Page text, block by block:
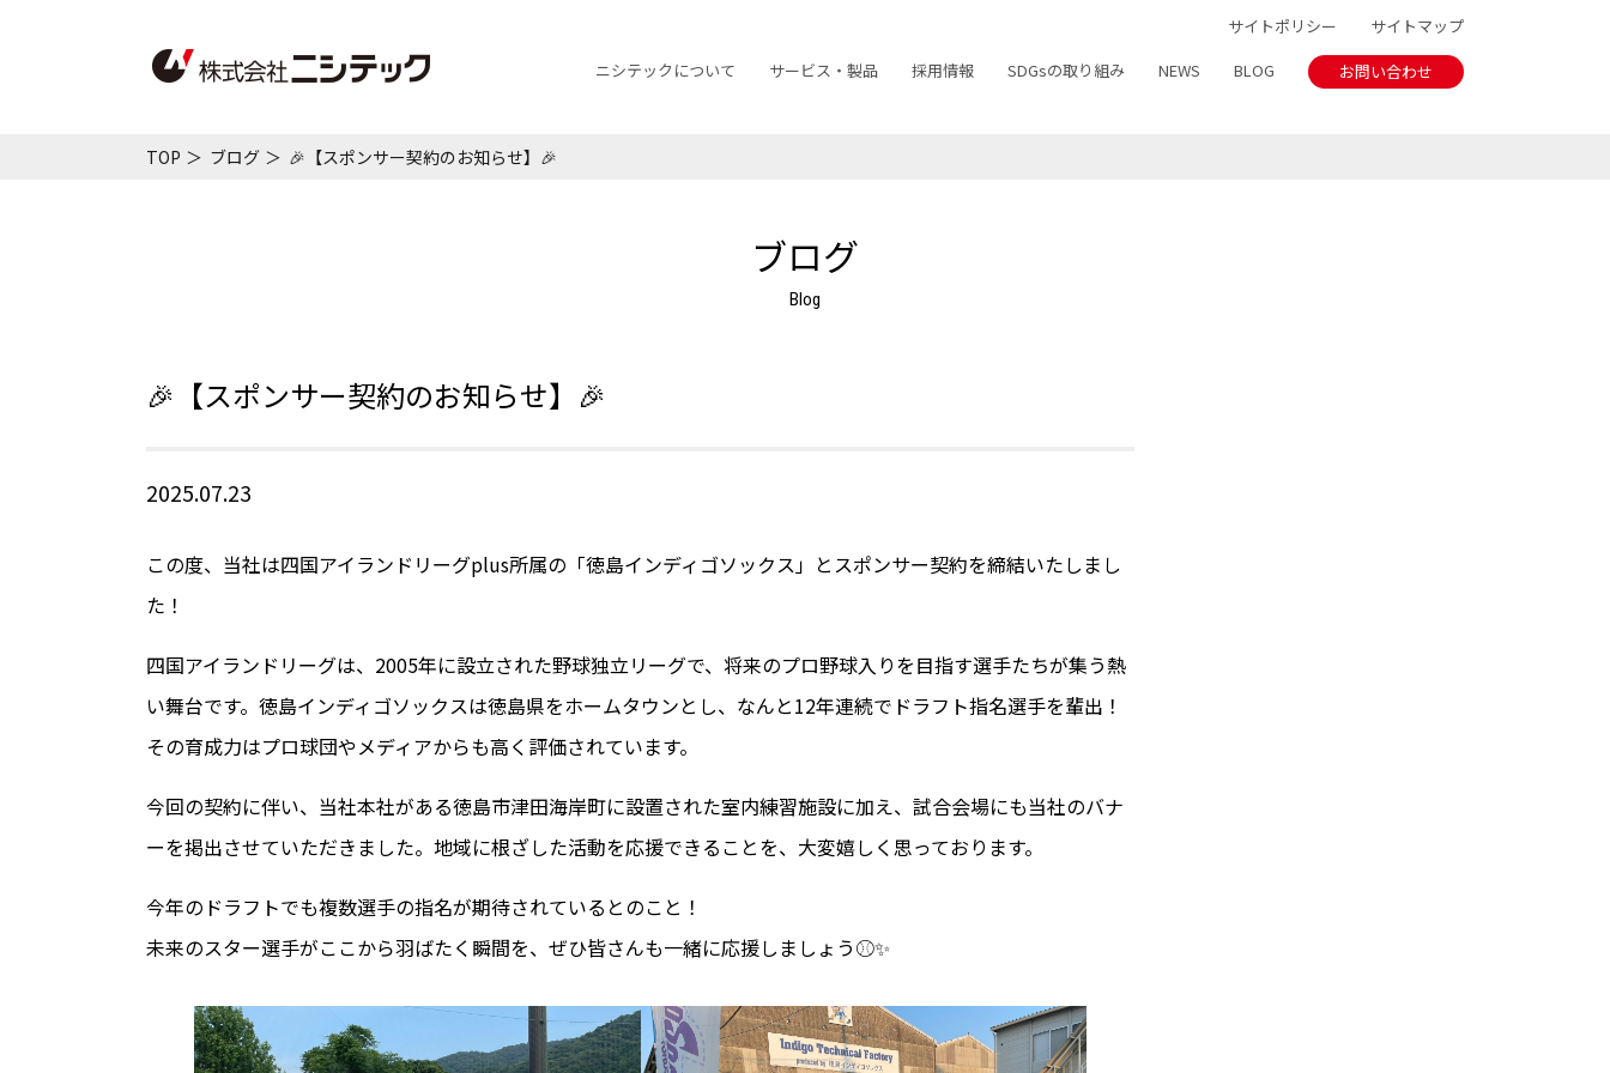
ニシテックについて サービス・製品 採用情報 SDGsの取り組み NEWS BLOG お問い合わせ
サイトポリシー サイトマップ
TOP ブログ 🎉【スポンサー契約のお知らせ】🎉
ブログ
🎉【スポンサー契約のお知らせ】🎉
2025.07.23
この度、当社は四国アイランドリーグplus所属の「徳島インディゴソックス」とスポンサー契約を締結いたしまし
た！
四国アイランドリーグは、2005年に設立された野球独立リーグで、将来のプロ野球入りを目指す選手たちが集う熱
い舞台です。徳島インディゴソックスは徳島県をホームタウンとし、なんと12年連続でドラフト指名選手を輩出！
その育成力はプロ球団やメディアからも高く評価されています。
今回の契約に伴い、当社本社がある徳島市津田海岸町に設置された室内練習施設に加え、試合会場にも当社のバナ
ーを掲出させていただきました。地域に根ざした活動を応援できることを、大変嬉しく思っております。
今年のドラフトでも複数選手の指名が期待されているとのこと！
未来のスター選手がここから羽ばたく瞬間を、ぜひ皆さんも一緒に応援しましょう⚾✨